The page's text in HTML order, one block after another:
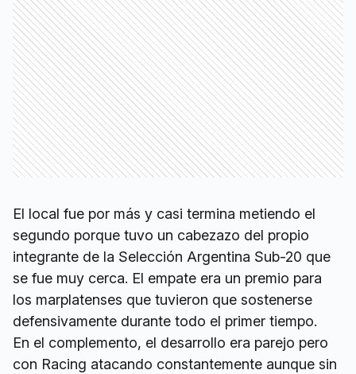
El local fue por más y casi termina metiendo el
segundo porque tuvo un cabezazo del propio
integrante de la Selección Argentina Sub-20 que
se fue muy cerca. El empate era un premio para
los marplatenses que tuvieron que sostenerse
defensivamente durante todo el primer tiempo.
En el complemento, el desarrollo era parejo pero
con Racing atacando constantemente aunque sin